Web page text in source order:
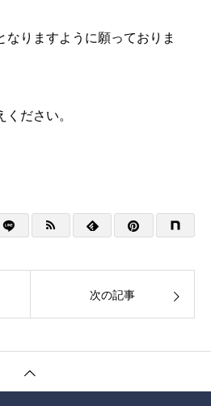
なりますように願っておりま
ださい。
次の記事